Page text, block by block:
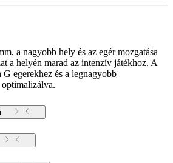
a nagyobb hely és az egér mozgatása
a helyén marad az intenzív játékhoz. A
egerekhez és a legnagyobb